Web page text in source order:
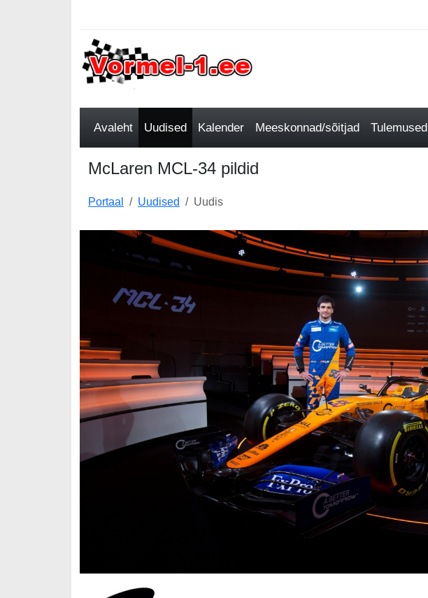
Avaleht Uudised Kalender Meeskonnad/sõitjad Tulemused
McLaren MCL-34 pildid
Portaal Uudised Uudis